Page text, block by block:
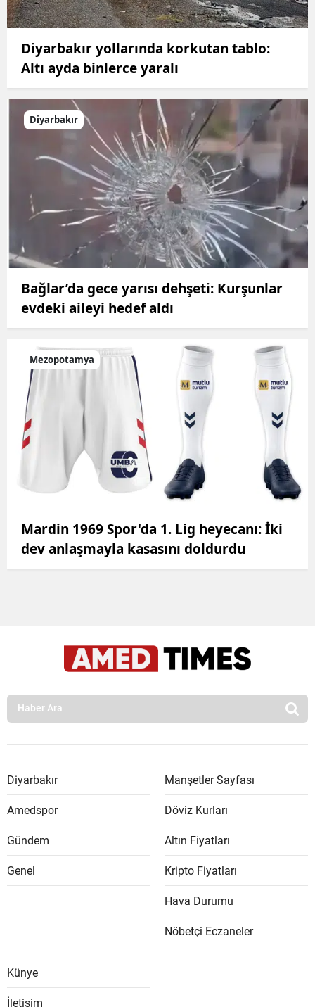
Diyarbakır yollarında korkutan tablo:
Altı ayda binlerce yaralı
Diyarbakır
Bağlar’da gece yarısı dehşeti: Kurşunlar
evdeki aileyi hedef aldı
Mezopotamya
Mardin 1969 Spor'da 1. Lig heyecanı: İki
dev anlaşmayla kasasını doldurdu
Diyarbakır
Amedspor
Gündem
Genel
Manşetler Sayfası
Döviz Kurları
Altın Fiyatları
Kripto Fiyatları
Hava Durumu
Nöbetçi Eczaneler
Künye
İletişim